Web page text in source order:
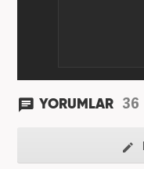
YORUMLAR 36